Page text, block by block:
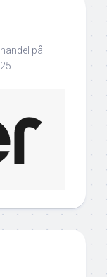
på